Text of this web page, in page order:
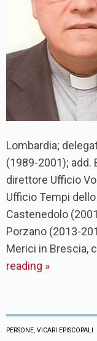
Lombardia;
(1989-2001); add.
direttore Ufficio
Ufficio Tempi
Castenedolo
Porzano (2013-
Merici in Brescia,
reading »
PERSONE, VICARI EPISCOPALI